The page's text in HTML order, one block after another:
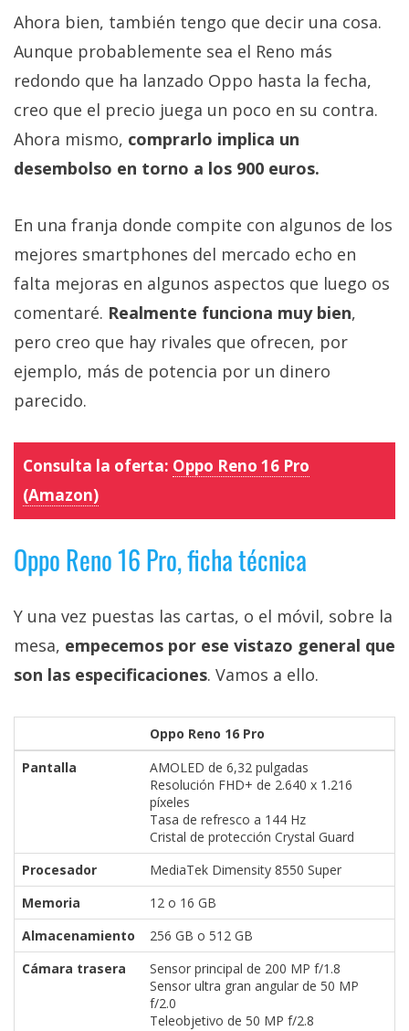
Ahora bien, también tengo que decir una cosa.
Aunque probablemente sea el Reno más
redondo que ha lanzado Oppo hasta la fecha,
creo que el precio juega un poco en su contra.
Ahora mismo, comprarlo implica un
desembolso en torno a los 900 euros.
En una franja donde compite con algunos de los
mejores smartphones del mercado echo en
falta mejoras en algunos aspectos que luego os
comentaré. Realmente funciona muy bien,
pero creo que hay rivales que ofrecen, por
ejemplo, más de potencia por un dinero
parecido.
Consulta la oferta: Oppo Reno 16 Pro
(Amazon)
Oppo Reno 16 Pro, ficha técnica
Y una vez puestas las cartas, o el móvil, sobre la
mesa, empecemos por ese vistazo general que
son las especificaciones. Vamos a ello.
Oppo Reno 16 Pro
Pantalla
AMOLED de 6,32 pulgadas
Resolución FHD+ de 2.640 x 1.216
píxeles
Tasa de refresco a 144 Hz
Cristal de protección Crystal Guard
Procesador
MediaTek Dimensity 8550 Super
Memoria
12 o 16 GB
Almacenamiento
256 GB o 512 GB
Cámara trasera
Sensor principal de 200 MP f/1.8
Sensor ultra gran angular de 50 MP
f/2.0
Teleobjetivo de 50 MP f/2.8